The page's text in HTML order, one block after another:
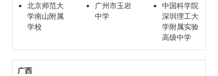
北京师范大
学南山附属
学校
广州市玉岩
中学
中国科学院
深圳理工大
学附属实验
高级中学‌
广西